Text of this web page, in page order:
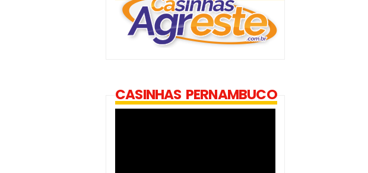
CASINHAS PERNAMBUCO